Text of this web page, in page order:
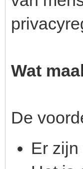
Wat
De
Er